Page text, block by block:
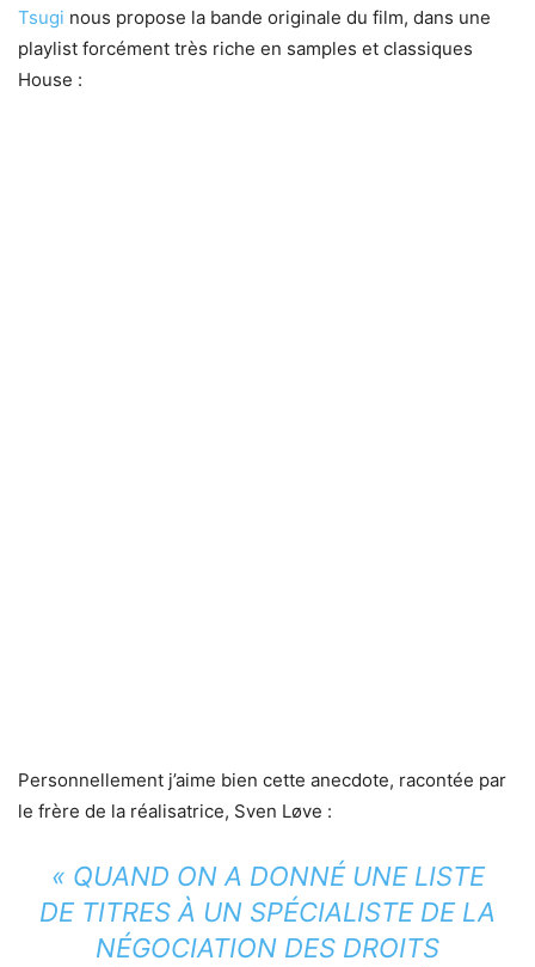
Tsugi nous propose la bande originale du film, dans une
playlist forcément très riche en samples et classiques
House :
Personnellement j’aime bien cette anecdote, racontée par
le frère de la réalisatrice, Sven Løve :
« QUAND ON A DONNÉ UNE LISTE
DE TITRES À UN SPÉCIALISTE DE LA
NÉGOCIATION DES DROITS